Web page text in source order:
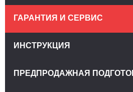
ГАРАНТИЯ И СЕРВИС
ИНСТРУКЦИЯ
ПРЕДПРОДАЖНАЯ